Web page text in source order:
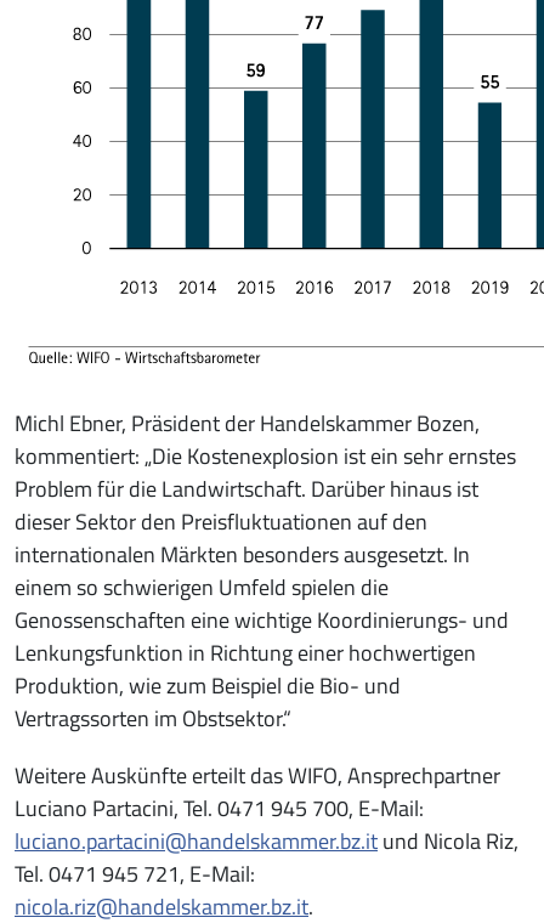
Michl Ebner, Präsident der Handelskammer Bozen,
kommentiert: „Die Kostenexplosion ist ein sehr ernstes
Problem für die Landwirtschaft. Darüber hinaus ist
dieser Sektor den Preisfluktuationen auf den
internationalen Märkten besonders ausgesetzt. In
einem so schwierigen Umfeld spielen die
Genossenschaften eine wichtige Koordinierungs- und
Lenkungsfunktion in Richtung einer hochwertigen
Produktion, wie zum Beispiel die Bio- und
Vertragssorten im Obstsektor.“
Weitere Auskünfte erteilt das WIFO, Ansprechpartner
Luciano Partacini, Tel. 0471 945 700, E-Mail:
luciano.partacini@handelskammer.bz.itund Nicola Riz,
Tel. 0471 945 721, E-Mail:
nicola.riz@handelskammer.bz.it.